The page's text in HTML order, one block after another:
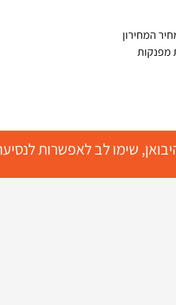
של קונה ישראל, הנחה קבועה 15% ממחיר המחירון
מפנקות
שימו לב לאפשרות